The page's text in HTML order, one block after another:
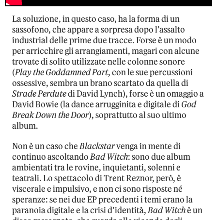
La soluzione, in questo caso, ha la forma di un
sassofono, che appare a sorpresa dopo l’assalto
industrial delle prime due tracce. Forse è un modo
per arricchire gli arrangiamenti, magari con alcune
trovate di solito utilizzate nelle colonne sonore
(Play the Goddamned Part, con le sue percussioni
ossessive, sembra un brano scartato da quella di
Strade Perdutedi David Lynch), forse è un omaggio a
David Bowie (la dance arrugginita e digitale diGod
Break Down the Door), soprattutto al suo ultimo
album.
Non è un caso cheBlackstarvenga in mente di
continuo ascoltandoBad Witch: sono due album
ambientati tra le rovine, inquietanti, solenni e
teatrali. Lo spettacolo di Trent Reznor, però, è
viscerale e impulsivo, e non ci sono risposte né
speranze: se nei due EP precedenti i temi erano la
paranoia digitale e la crisi d’identità,Bad Witchè un